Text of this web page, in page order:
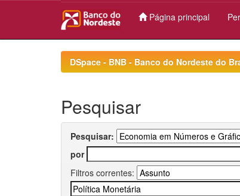
Página principal
DSpace - BNB - Banco do Nordeste do
Pesquisar
Pesquisar:
por
Filtros correntes: